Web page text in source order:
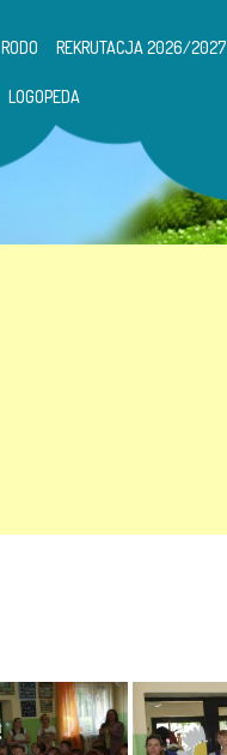
RODO REKRUTACJA 2026/2027
LOGOPEDA